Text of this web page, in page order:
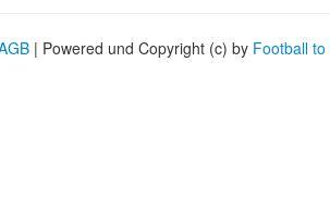
| Powered und Copyright (c) by Football to